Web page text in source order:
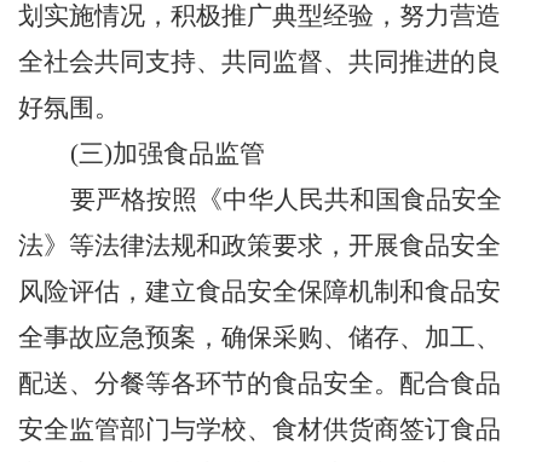
划实施情况，积极推广典型经验，努力营造
全社会共同支持、共同监督、共同推进的良
好氛围。
(三)加强食品监管
要严格按照《中华人民共和国食品安全
法》等法律法规和政策要求，开展食品安全
风险评估，建立食品安全保障机制和食品安
全事故应急预案，确保采购、储存、加工、
配送、分餐等各环节的食品安全。 配合食品
安全监管部门与学校、 食材供货商签订食品